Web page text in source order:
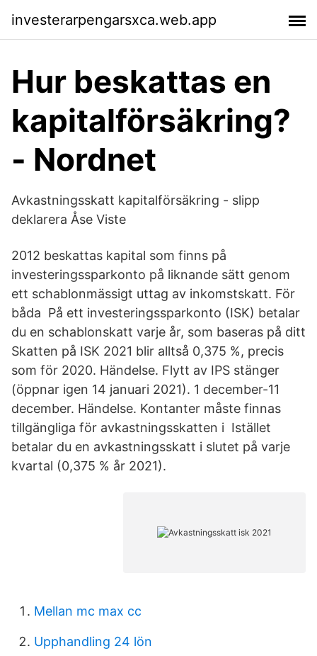
investerarpengarsxca.web.app
Hur beskattas en
kapitalförsäkring?
- Nordnet
Avkastningsskatt kapitalförsäkring - slipp
deklarera Åse Viste
2012 beskattas kapital som finns på
investeringssparkonto på liknande sätt genom
ett schablonmässigt uttag av inkomstskatt. För
båda På ett investeringssparkonto (ISK) betalar
du en schablonskatt varje år, som baseras på ditt
Skatten på ISK 2021 blir alltså 0,375 %, precis
som för 2020. Händelse. Flytt av IPS stänger
(öppnar igen 14 januari 2021). 1 december-11
december. Händelse. Kontanter måste finnas
tillgängliga för avkastningsskatten i Istället
betalar du en avkastningsskatt i slutet på varje
kvartal (0,375 % år 2021).
Mellan mc max cc
Upphandling 24 lön